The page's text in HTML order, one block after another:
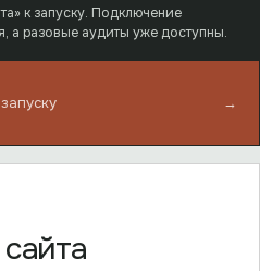
к запуску. Подключение
а разовые аудиты уже доступны.
→